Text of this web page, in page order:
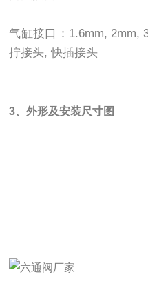
气缸接口：1.6mm, 2mm,
拧接头, 快插接头
3、外形及安装尺寸图